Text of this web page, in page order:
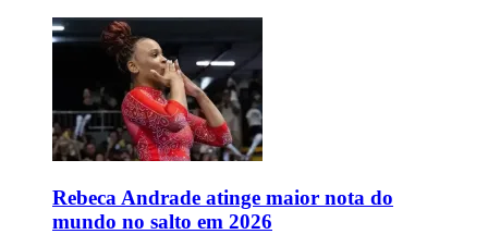
Rebeca Andrade atinge maior nota do
mundo no salto em 2026